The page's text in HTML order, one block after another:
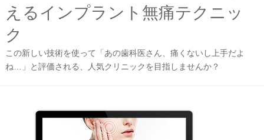
えるインプラント無痛テクニッ
ク
この新しい技術を使って「あの歯科医さん、痛くないし上手だよ
ね…」と評価される、人気クリニックを目指しませんか？